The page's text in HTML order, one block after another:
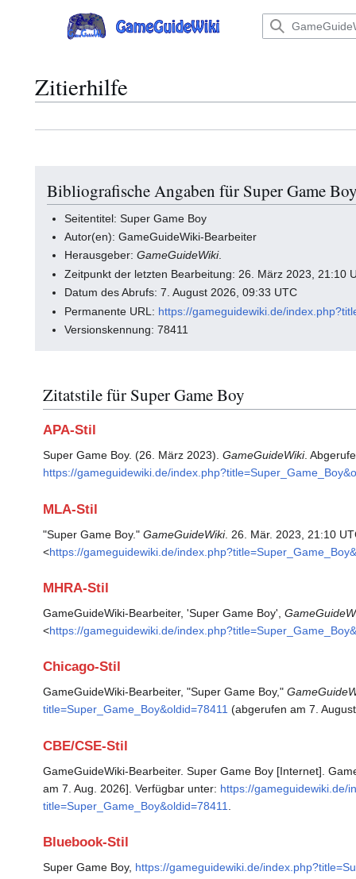
Hauptmenü
Zitierhilfe
Bibliografische Angaben für Super Game
Seitentitel: Super Game Boy
Autor(en): GameGuideWiki-Bearbeiter
Herausgeber:GameGuideWiki.
Zeitpunkt der letzten Bearbeitung: 26. März 2023, 21:10
Datum des Abrufs: 7. August 2026, 09:33 UTC
Permanente URL: https://gameguidewiki.de/
Versionskennung: 78411
Zitatstile für Super Game Boy
APA-Stil
Super Game Boy. (26. März 2023). GameGuideWiki.
https://gameguidewiki.de/
MLA-Stil
"Super Game Boy." GameGuideWiki. 26. Mär. 2023, 21:10
<https://gameguidewiki.de/
MHRA-Stil
GameGuideWiki-Bearbeiter, 'Super Game Boy',
<https://gameguidewiki.de/
Chicago-Stil
GameGuideWiki-Bearbeiter, "Super Game Boy,"
title=Super_Game_Boy&oldid=78411 (abgerufen am 7.
CBE/CSE-Stil
GameGuideWiki-Bearbeiter. Super Game Boy [Internet].
am 7. Aug. 2026]. Verfügbar unter: https://gameguidewiki.de/
title=Super_Game_Boy&oldid=78411
Bluebook-Stil
Super Game Boy, https://gameguidewiki.de/